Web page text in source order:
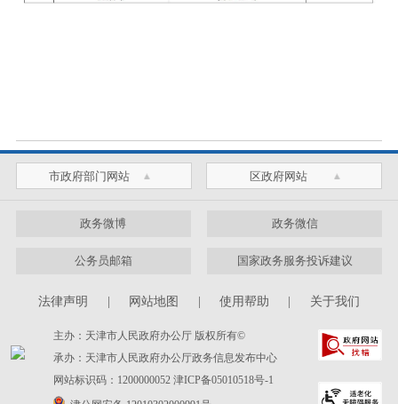
市政府部门网站 区政府网站
政务微博 政务微信
公务员邮箱 国家政务服务投诉建议
法律声明 | 网站地图 | 使用帮助 | 关于我们
主办：天津市人民政府办公厅 版权所有©
承办：天津市人民政府办公厅政务信息发布中心
网站标识码：1200000052 津ICP备05010518号-1